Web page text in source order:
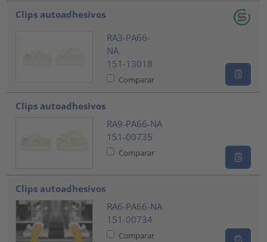
Clips autoadhesivos
RA3-PA66-
NA
151-13018
Comparar
Clips autoadhesivos
RA9-PA66-NA
151-00735
Comparar
Clips autoadhesivos
RA6-PA66-NA
151-00734
Comparar